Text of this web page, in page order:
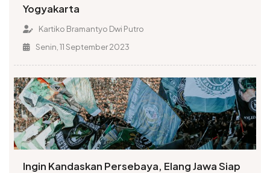
Yogyakarta
Kartiko Bramantyo Dwi Putro
Senin, 11 September 2023
Ingin Kandaskan Persebaya, Elang Jawa Siap